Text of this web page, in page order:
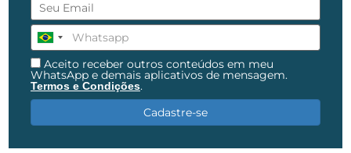
Aceito receber outros conteúdos em meu
WhatsApp e demais aplicativos de mensagem.
Termos e Condições.
Cadastre-se